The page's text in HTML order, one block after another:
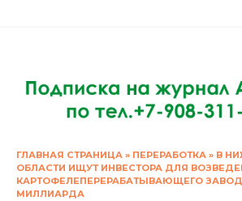
ГЛАВНАЯ СТРАНИЦА » ПЕРЕРАБОТКА » В
ОБЛАСТИ ИЩУТ ИНВЕСТОРА ДЛЯ
КАРТОФЕЛЕПЕРЕРАБАТЫВАЮЩЕГО
МИЛЛИАРДА